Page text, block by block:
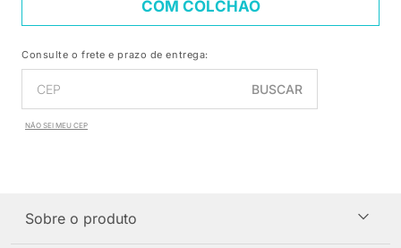
COM COLCHÃO
Consulte o frete e prazo de entrega:
BUSCAR
NÃO SEI MEU CEP
Sobre o produto